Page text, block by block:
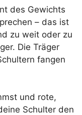
des Gewichts
– das ist
zu weit oder zu
Die Träger
fangen
und rote,
Schulter den